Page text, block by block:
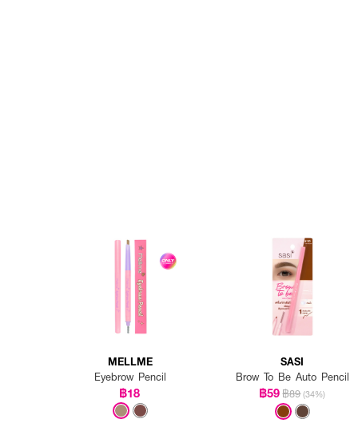
MELLME
Eyebrow Pencil
฿18
SASI
Brow To Be Auto Pencil
฿59฿89 (34%)